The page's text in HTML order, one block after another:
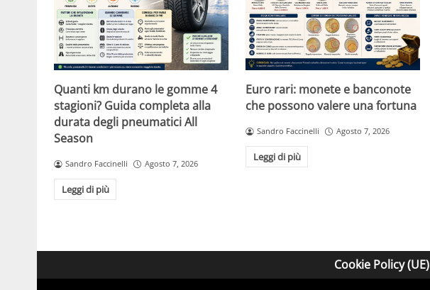
Quanti km durano le gomme 4
stagioni? Guida completa alla
durata degli pneumatici All
Season
Sandro Faccinelli Agosto 7, 2026
Leggi di più
Euro rari: monete e banconote
che possono valere una fortuna
Sandro Faccinelli Agosto 7, 2026
Leggi di più
Cookie Policy (UE)